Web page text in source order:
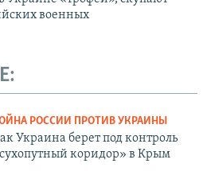
военных
РОССИИ ПРОТИВ УКРАИНЫ
Украина берет под контроль
коридор» в Крым